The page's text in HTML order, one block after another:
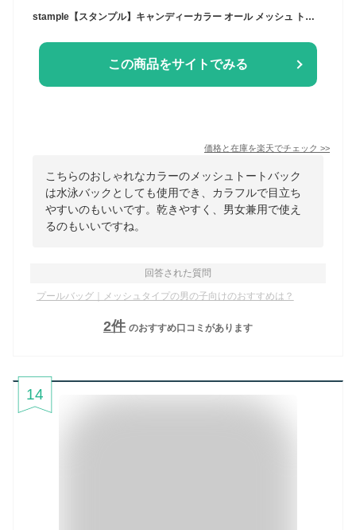
この商品をサイトでみる
価格と在庫を楽天でチェック >>
こちらのおしゃれなカラーのメッシュトートバック
は水泳バックとしても使用でき、カラフルで目立ち
やすいのもいいです。乾きやすく、男女兼用で使え
るのもいいですね。
回答された質問
プールバッグ｜メッシュタイプの男の子向けのおすすめは？
2件 のおすすめ口コミがあります
14